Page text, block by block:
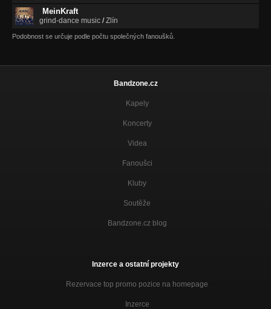
MeinKraft
grind-dance music /Zlín
Podobnost se určuje podle počtu společných fanoušků.
Bandzone.cz
Kapely
Koncerty
Videa
Fanoušci
Kluby
Soutěže
Bandzone.cz blog
Inzerce a ostatní projekty
Rezervace top promo pozice na homepage
Inzerce